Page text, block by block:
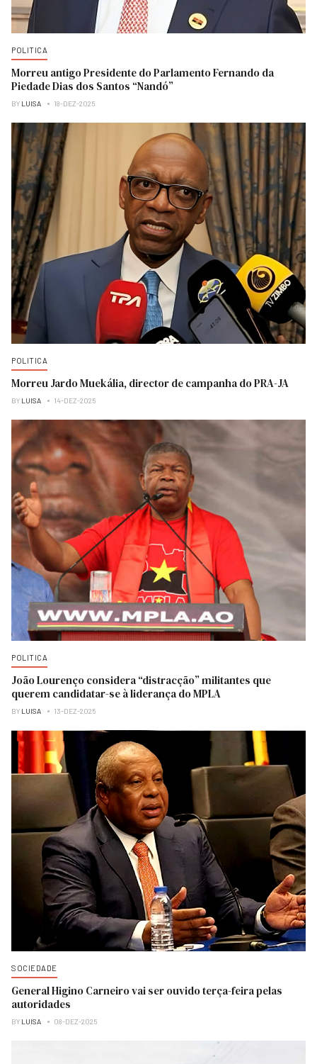
POLITICA
Morreu antigo Presidente do Parlamento Fernando da
Piedade Dias dos Santos “Nandó”
BY LUISA 18-DEZ-2025
POLITICA
Morreu Jardo Muekália, director de campanha do PRA-JA
BY LUISA 14-DEZ-2025
POLITICA
João Lourenço considera “distracção” militantes que
querem candidatar-se à liderança do MPLA
BY LUISA 13-DEZ-2025
SOCIEDADE
General Higino Carneiro vai ser ouvido terça-feira pelas
autoridades
BY LUISA 08-DEZ-2025